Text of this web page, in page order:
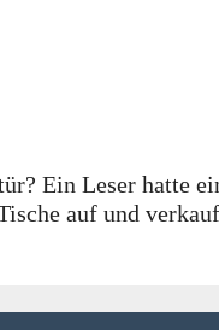
Ein Leser hatte
auf und